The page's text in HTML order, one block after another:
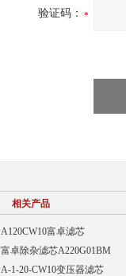
验证码：
相关产品
A120CW10富卓滤芯
富卓除杂滤芯A220G01BM
A-1-20-CW10变压器滤芯